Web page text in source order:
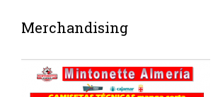
Merchandising